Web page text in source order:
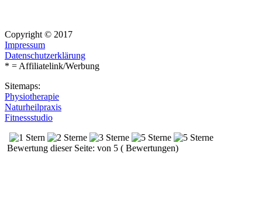
Copyright © 2017
Impressum
Datenschutzerklärung
* = Affiliatelink/Werbung
Sitemaps:
Physiotherapie
Naturheilpraxis
Fitnessstudio
Bewertung dieser Seite: von 5 ( Bewertungen)